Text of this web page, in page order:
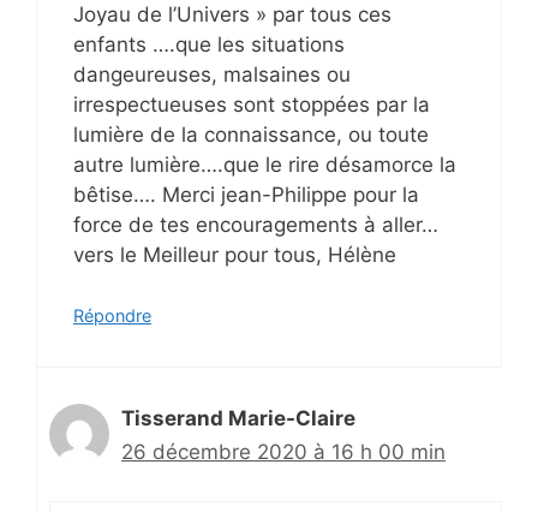
Joyau de l’Univers » par tous ces
enfants ….que les situations
dangeureuses, malsaines ou
irrespectueuses sont stoppées par la
lumière de la connaissance, ou toute
autre lumière….que le rire désamorce la
bêtise…. Merci jean-Philippe pour la
force de tes encouragements à aller…
vers le Meilleur pour tous, Hélène
Répondre
Tisserand Marie-Claire
26 décembre 2020 à 16 h 00 min